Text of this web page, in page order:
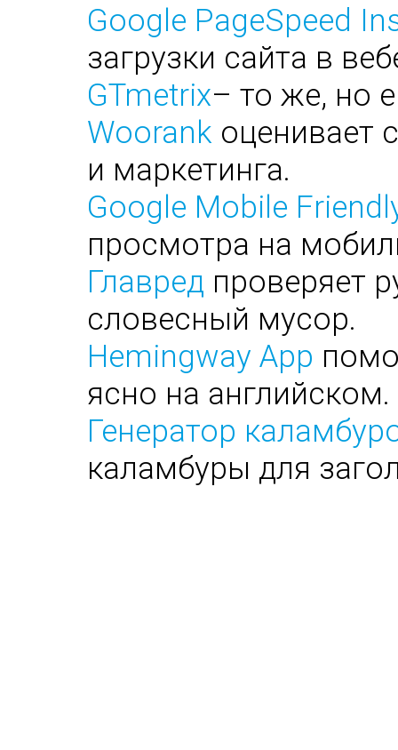
Google PageSpeed
загрузки сайта в
GTmetrix– то же, но
Woorank оценивает
и маркетинга.
Google Mobile
просмотра на
Главред проверяет
словесный мусор.
Hemingway App
ясно на английском.
Генератор
каламбуры для